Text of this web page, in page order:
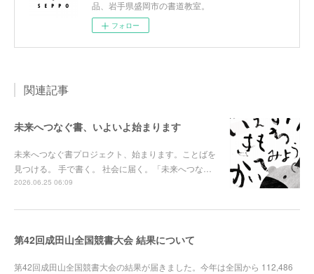
品、岩手県盛岡市の書道教室。
フォロー
関連記事
未来へつなぐ書、いよいよ始まります
未来へつなぐ書プロジェクト、始まります。ことばを
見つける。 手で書く。 社会に届く。「未来へつな…
2026.06.25 06:09
第42回成田山全国競書大会 結果について
第42回成田山全国競書大会の結果が届きました。今年は全国から 112,486